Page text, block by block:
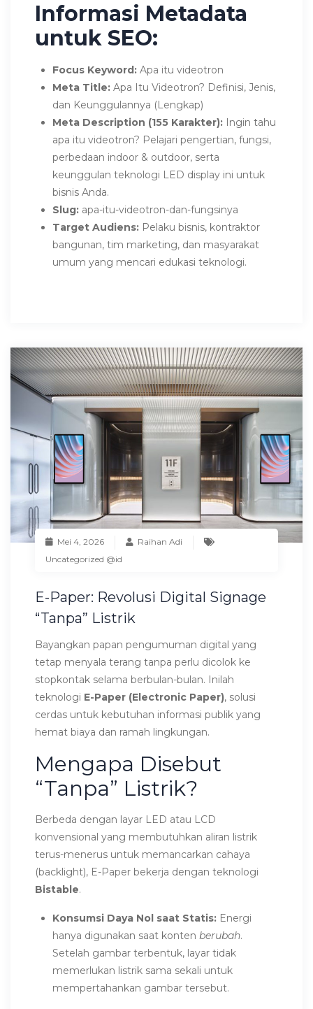
Informasi Metadata
untuk SEO:
Focus Keyword: Apa itu videotron
Meta Title: Apa Itu Videotron? Definisi, Jenis,
dan Keunggulannya (Lengkap)
Meta Description (155 Karakter): Ingin tahu
apa itu videotron? Pelajari pengertian, fungsi,
perbedaan indoor & outdoor, serta
keunggulan teknologi LED display ini untuk
bisnis Anda.
Slug: apa-itu-videotron-dan-fungsinya
Target Audiens: Pelaku bisnis, kontraktor
bangunan, tim marketing, dan masyarakat
umum yang mencari edukasi teknologi.
Mei 4, 2026
Raihan Adi
Uncategorized @id
E-Paper: Revolusi Digital Signage
“Tanpa” Listrik
Bayangkan papan pengumuman digital yang
tetap menyala terang tanpa perlu dicolok ke
stopkontak selama berbulan-bulan. Inilah
teknologi E-Paper (Electronic Paper), solusi
cerdas untuk kebutuhan informasi publik yang
hemat biaya dan ramah lingkungan.
Mengapa Disebut
“Tanpa” Listrik?
Berbeda dengan layar LED atau LCD
konvensional yang membutuhkan aliran listrik
terus-menerus untuk memancarkan cahaya
(backlight), E-Paper bekerja dengan teknologi
Bistable.
Konsumsi Daya Nol saat Statis: Energi
hanya digunakan saat konten berubah.
Setelah gambar terbentuk, layar tidak
memerlukan listrik sama sekali untuk
mempertahankan gambar tersebut.